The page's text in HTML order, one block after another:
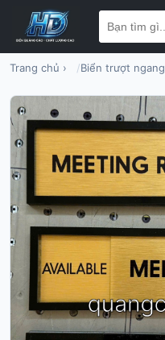
Trang chủ › Biển trượt ngang